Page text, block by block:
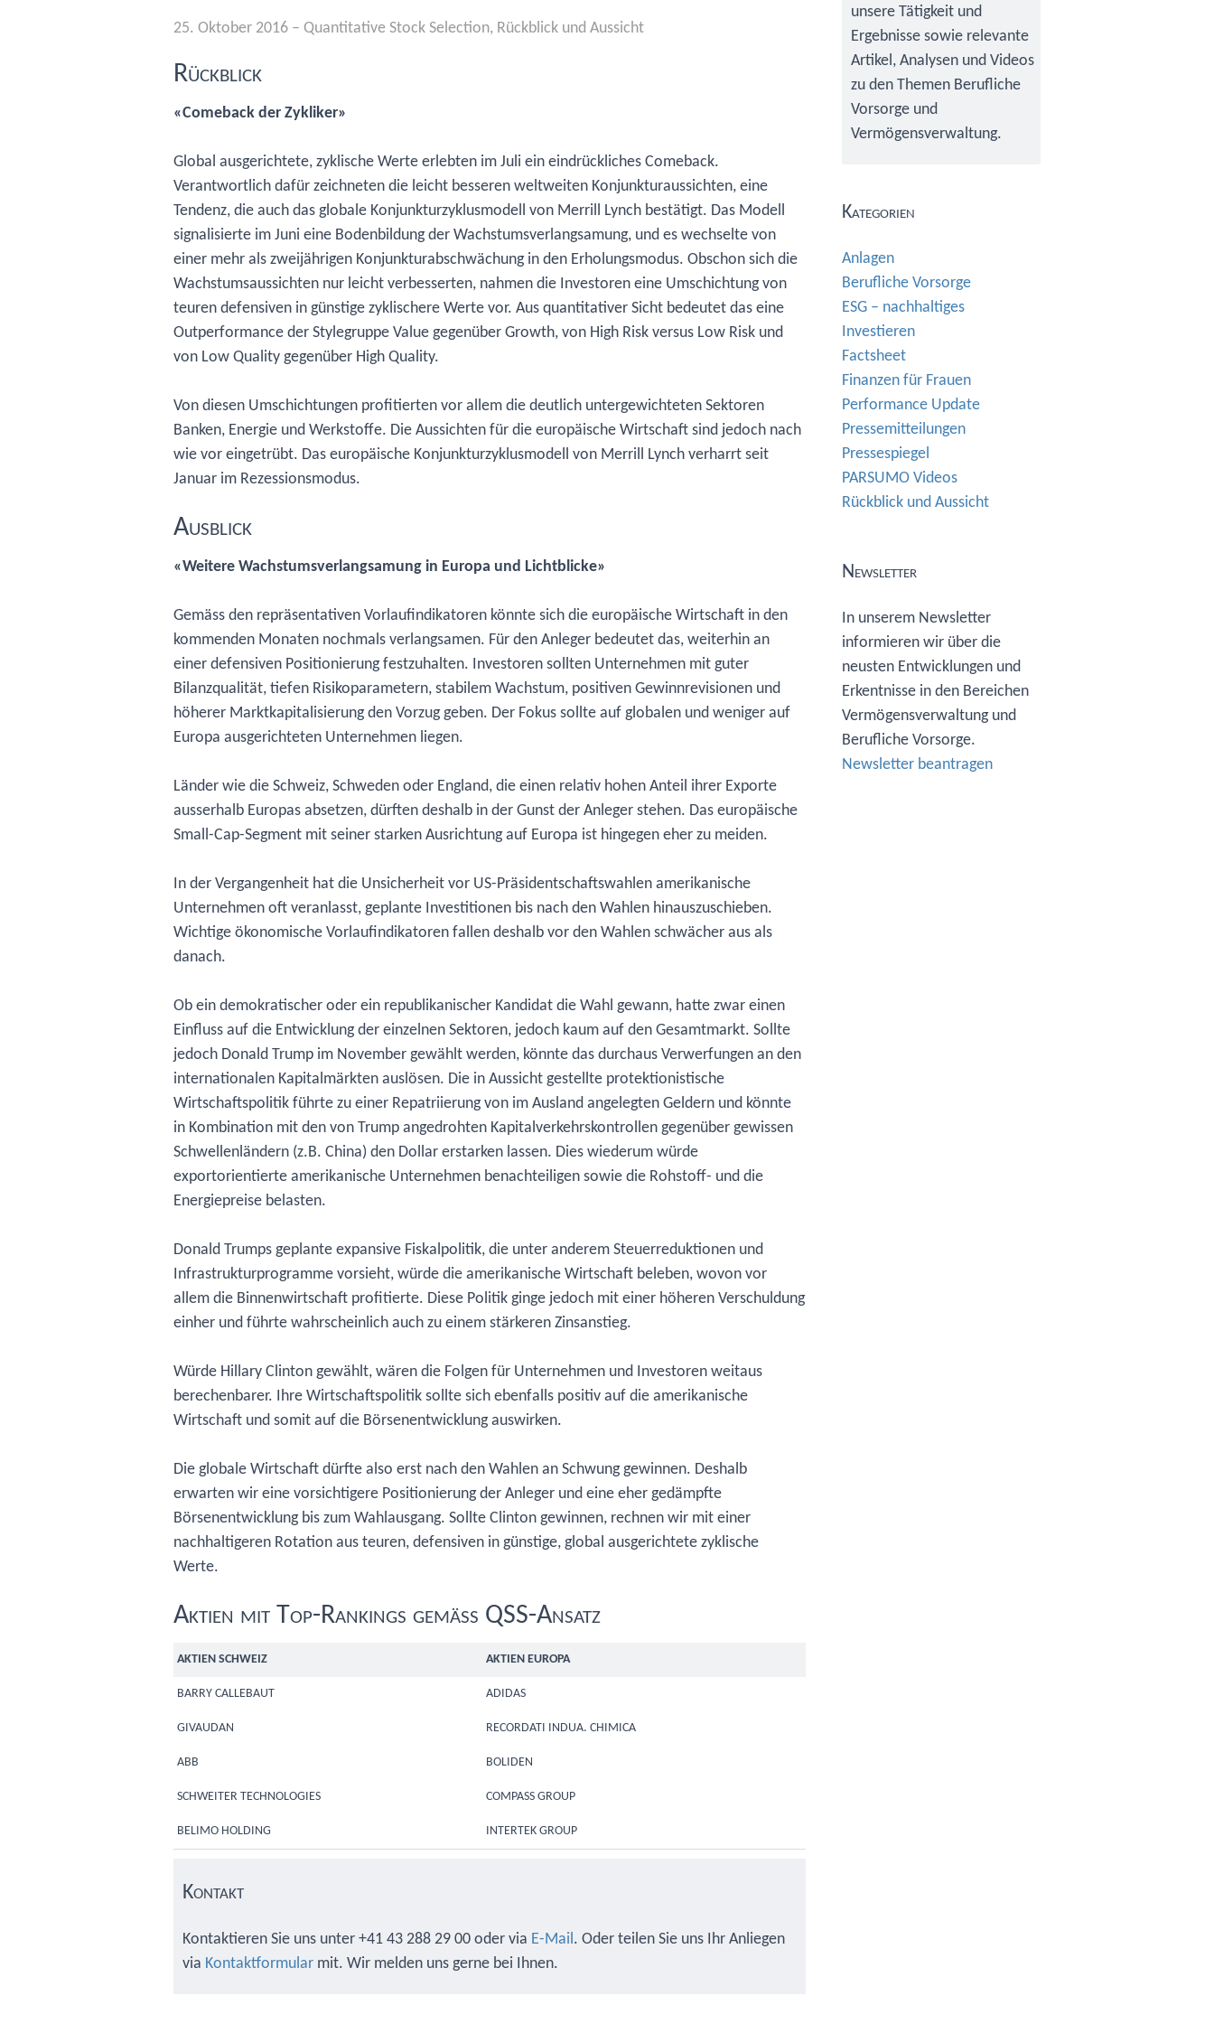
25. Oktober 2016 – Quantitative Stock Selection, Rückblick und Aussicht
Rückblick
«Comeback der Zykliker»
Global ausgerichtete, zyklische Werte erlebten im Juli ein eindrückliches Comeback.
Verantwortlich dafür zeichneten die leicht besseren weltweiten Konjunkturaussichten, eine
Tendenz, die auch das globale Konjunkturzyklusmodell von Merrill Lynch bestätigt. Das Modell
signalisierte im Juni eine Bodenbildung der Wachstumsverlangsamung, und es wechselte von
einer mehr als zweijährigen Konjunkturabschwächung in den Erholungsmodus. Obschon sich die
Wachstumsaussichten nur leicht verbesserten, nahmen die Investoren eine Umschichtung von
teuren defensiven in günstige zyklischere Werte vor. Aus quantitativer Sicht bedeutet das eine
Outperformance der Stylegruppe Value gegenüber Growth, von High Risk versus Low Risk und
von Low Quality gegenüber High Quality.
Von diesen Umschichtungen profitierten vor allem die deutlich untergewichteten Sektoren
Banken, Energie und Werkstoffe. Die Aussichten für die europäische Wirtschaft sind jedoch nach
wie vor eingetrübt. Das europäische Konjunkturzyklusmodell von Merrill Lynch verharrt seit
Januar im Rezessionsmodus.
Ausblick
«Weitere Wachstumsverlangsamung in Europa und Lichtblicke»
Gemäss den repräsentativen Vorlaufindikatoren könnte sich die europäische Wirtschaft in den
kommenden Monaten nochmals verlangsamen. Für den Anleger bedeutet das, weiterhin an
einer defensiven Positionierung festzuhalten. Investoren sollten Unternehmen mit guter
Bilanzqualität, tiefen Risikoparametern, stabilem Wachstum, positiven Gewinnrevisionen und
höherer Marktkapitalisierung den Vorzug geben. Der Fokus sollte auf globalen und weniger auf
Europa ausgerichteten Unternehmen liegen.
Länder wie die Schweiz, Schweden oder England, die einen relativ hohen Anteil ihrer Exporte
ausserhalb Europas absetzen, dürften deshalb in der Gunst der Anleger stehen. Das europäische
Small-Cap-Segment mit seiner starken Ausrichtung auf Europa ist hingegen eher zu meiden.
In der Vergangenheit hat die Unsicherheit vor US-Präsidentschaftswahlen amerikanische
Unternehmen oft veranlasst, geplante Investitionen bis nach den Wahlen hinauszuschieben.
Wichtige ökonomische Vorlaufindikatoren fallen deshalb vor den Wahlen schwächer aus als
danach.
Ob ein demokratischer oder ein republikanischer Kandidat die Wahl gewann, hatte zwar einen
Einfluss auf die Entwicklung der einzelnen Sektoren, jedoch kaum auf den Gesamtmarkt. Sollte
jedoch Donald Trump im November gewählt werden, könnte das durchaus Verwerfungen an den
internationalen Kapitalmärkten auslösen. Die in Aussicht gestellte protektionistische
Wirtschaftspolitik führte zu einer Repatriierung von im Ausland angelegten Geldern und könnte
in Kombination mit den von Trump angedrohten Kapitalverkehrskontrollen gegenüber gewissen
Schwellenländern (z.B. China) den Dollar erstarken lassen. Dies wiederum würde
exportorientierte amerikanische Unternehmen benachteiligen sowie die Rohstoff- und die
Energiepreise belasten.
Donald Trumps geplante expansive Fiskalpolitik, die unter anderem Steuerreduktionen und
Infrastrukturprogramme vorsieht, würde die amerikanische Wirtschaft beleben, wovon vor
allem die Binnenwirtschaft profitierte. Diese Politik ginge jedoch mit einer höheren Verschuldung
einher und führte wahrscheinlich auch zu einem stärkeren Zinsanstieg.
Würde Hillary Clinton gewählt, wären die Folgen für Unternehmen und Investoren weitaus
berechenbarer. Ihre Wirtschaftspolitik sollte sich ebenfalls positiv auf die amerikanische
Wirtschaft und somit auf die Börsenentwicklung auswirken.
Die globale Wirtschaft dürfte also erst nach den Wahlen an Schwung gewinnen. Deshalb
erwarten wir eine vorsichtigere Positionierung der Anleger und eine eher gedämpfte
Börsenentwicklung bis zum Wahlausgang. Sollte Clinton gewinnen, rechnen wir mit einer
nachhaltigeren Rotation aus teuren, defensiven in günstige, global ausgerichtete zyklische
Werte.
Aktien mit Top-Rankings gemäss QSS-Ansatz
AKTIEN SCHWEIZ AKTIEN EUROPA
BARRY CALLEBAUT ADIDAS
GIVAUDAN RECORDATI INDUA. CHIMICA
ABB BOLIDEN
SCHWEITER TECHNOLOGIES COMPASS GROUP
BELIMO HOLDING INTERTEK GROUP
Kontakt
Kontaktieren Sie uns unter +41 43 288 29 00 oder via E-Mail. Oder teilen Sie uns Ihr Anliegen
via Kontaktformular mit. Wir melden uns gerne bei Ihnen.
unsere Tätigkeit und
Ergebnisse sowie relevante
Artikel, Analysen und Videos
zu den Themen Berufliche
Vorsorge und
Vermögensverwaltung.
Kategorien
Anlagen
Berufliche Vorsorge
ESG – nachhaltiges
Investieren
Factsheet
Finanzen für Frauen
Performance Update
Pressemitteilungen
Pressespiegel
PARSUMO Videos
Rückblick und Aussicht
Newsletter
In unserem Newsletter
informieren wir über die
neusten Entwicklungen und
Erkentnisse in den Bereichen
Vermögensverwaltung und
Berufliche Vorsorge.
Newsletter beantragen